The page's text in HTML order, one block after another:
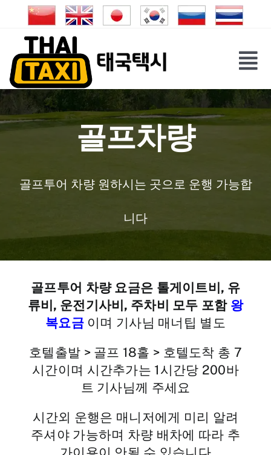
content
골프차량
골프투어 차량 원하시는 곳으로 운행 가능합
니다
골프투어 차량 요금은 톨게이트비, 유
류비, 운전기사비, 주차비 모두 포함 왕
복요금 이며 기사님 매너팁 별도
호텔출발 > 골프 18홀 > 호텔도착 총 7
시간이며 시간추가는 1시간당 200바
트 기사님께 주세요
시간외 운행은 매니저에게 미리 알려
주셔야 가능하며 차량 배차에 따라 추